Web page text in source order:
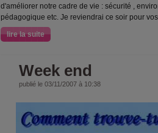
d'améliorer notre cadre de vie : sécurité ,
pédagogique etc. Je reviendrai ce soir pour
lire la suite
Week end
publié le 03/11/2007 à 10:38